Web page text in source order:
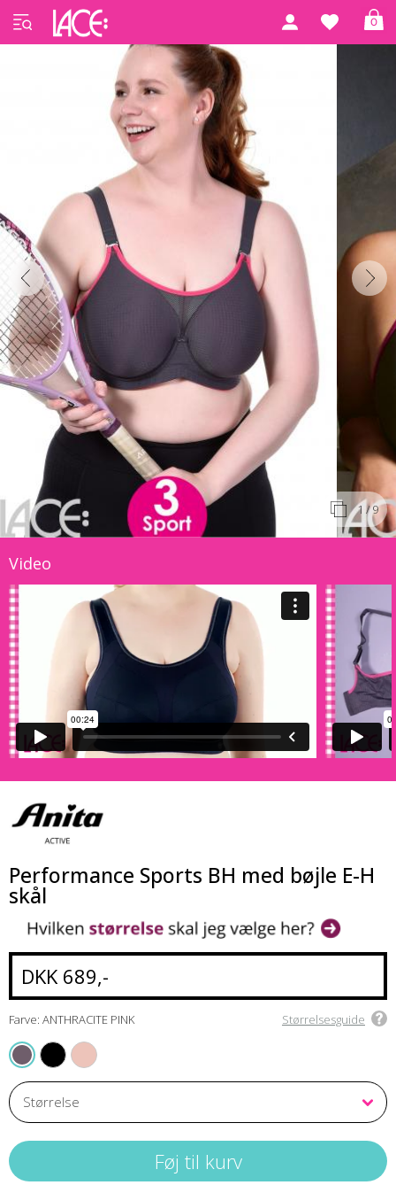
0
Forside Anita active
1 / 9
Video
Performance Sports BH med bøjle E-H
skål
DKK 689,-
Farve: ANTHRACITE PINK Størrelsesguide